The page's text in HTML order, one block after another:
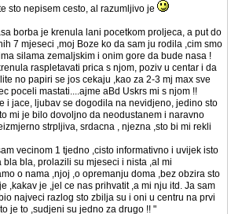
sto nepisem cesto, al razumljivo je
borba je krenula lani pocetkom proljeca, a put do
7 mjeseci ,moj Boze ko da sam ju rodila ,cim smo
silama zemaljskim i onim gore da bude nasa !
raspletavati prica s njom, poziv u centar i da
no papiri se jos cekaju ,kao za 2-3 mj max sve
poceli mastati....ajme aBd Uskrs mi s njom !!
i jace, ljubav se dogodila na nevidjeno, jedino sto
mi je bilo dovoljno da neodustanem i naravno
strpljiva, srdacna , njezna ,sto bi mi rekli
vecinom 1 tjedno ,cisto informativno i uvijek isto
bla bla, prolazili su mjeseci i nista ,al mi
o nama ,njoj ,o opremanju doma ,bez obzira sto
,kakav je ,jel ce nas prihvatit ,a mi nju itd. Ja sam
najveci razlog sto zbilja su i oni u centru na prvi
je to ,sudjeni su jedno za drugo !! "